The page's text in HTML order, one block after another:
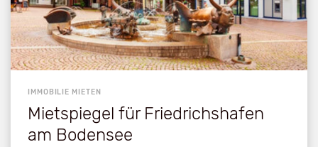
IMMOBILIE MIETEN
Mietspiegel für Friedrichshafen
am Bodensee